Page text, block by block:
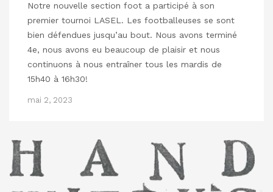
Notre nouvelle section foot a participé à son
premier tournoi LASEL. Les footballeuses se sont
bien défendues jusqu’au bout. Nous avons terminé
4e, nous avons eu beaucoup de plaisir et nous
continuons à nous entraîner tous les mardis de
15h40 à 16h30!
mai 2, 2023